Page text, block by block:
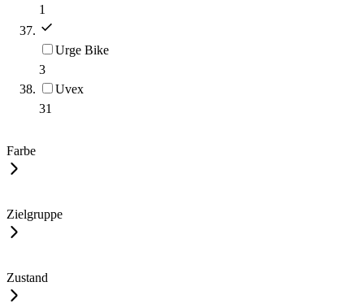
1
Urge Bike
3
Uvex
31
Farbe
Zielgruppe
Zustand